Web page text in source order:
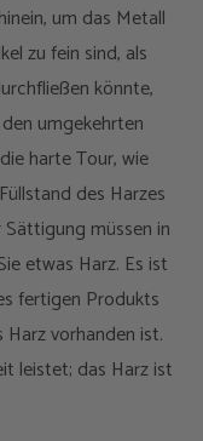
um das Metall
zu fein sind, als
könnte,
umgekehrten
harte Tour, wie
des Harzes
müssen in
etwas Harz. Es ist
fertigen Produkts
vorhanden ist.
leistet; das Harz ist